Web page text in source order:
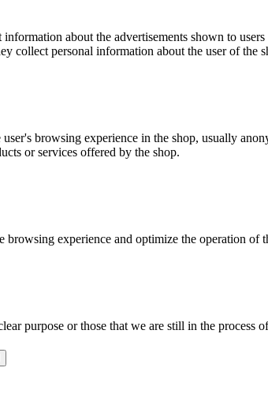
information about the advertisements shown to
collect personal information about the user of the
browsing experience in the shop, usually
or services offered by the shop.
browsing experience and optimize the operation of
purpose or those that we are still in the process